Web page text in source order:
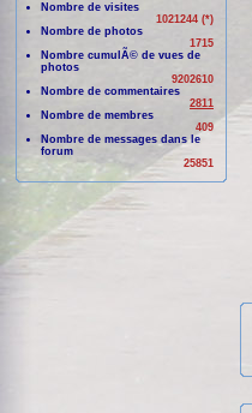
Nombre de visites
1021244 (*)
Nombre de photos
1715
Nombre cumulÃ© de vues de
photos
9202610
Nombre de commentaires
2811
Nombre de membres
409
Nombre de messages dans le
forum
25851